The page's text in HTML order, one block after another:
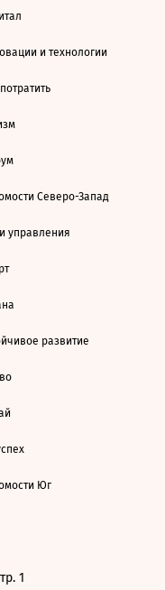
и технологии
Северо-Запад
управления
развитие
Юг
1